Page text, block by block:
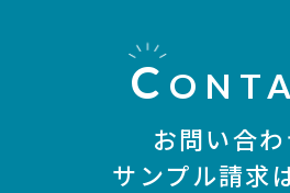
C
お問い合わ
サンプル請求